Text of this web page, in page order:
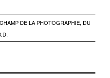
DE LA PHOTOGRAPHIE, DU